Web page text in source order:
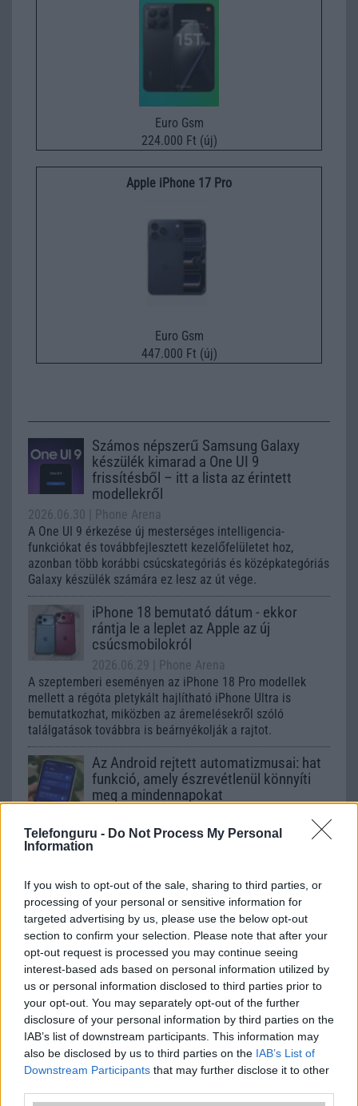
Telefonguru - Do Not Process My Personal
Information
If you wish to opt-out of the sale, sharing to third parties, or
processing of your personal or sensitive information for
targeted advertising by us, please use the below opt-out
section to confirm your selection. Please note that after your
opt-out request is processed you may continue seeing
interest-based ads based on personal information utilized by
us or personal information disclosed to third parties prior to
your opt-out. You may separately opt-out of the further
disclosure of your personal information by third parties on the
IAB’s list of downstream participants. This information may
also be disclosed by us to third parties on the IAB’s List of
Downstream Participants that may further disclose it to other
Euro Gsm
224.000 Ft (új)
Apple iPhone 17 Pro
Euro Gsm
447.000 Ft (új)
Számos népszerű Samsung Galaxy
készülék kimarad a One UI 9
frissítésből – itt a lista az érintett
modellekről
2026.06.30
| Phone Arena
A One UI 9 érkezése új mesterséges intelligencia-
funkciókat és továbbfejlesztett kezelőfelületet hoz,
azonban több korábbi csúcskategóriás és középkategóriás
Galaxy készülék számára ez lesz az út vége.
iPhone 18 bemutató dátum - ekkor
rántja le a leplet az Apple az új
csúcsmobilokról
2026.06.29
| Phone Arena
A szeptemberi eseményen az iPhone 18 Pro modellek
mellett a régóta pletykált hajlítható iPhone Ultra is
bemutatkozhat, miközben az áremelésekről szóló
találgatások továbbra is beárnyékolják a rajtot.
Az Android rejtett automatizmusai: hat
funkció, amely észrevétlenül könnyíti
meg a mindennapokat
Sok felhasználó külön alkalmazásokra esküszik, pedig az
Android már évek óta olyan intelligens funkciókat kínál,
Ez a rejtett Samsung funkció teljesen
megváltoztatja a mobilhasználatot –
sokan mégsem tudnak róla
2026.07.12| Android Central
Az Edge Panel az egyik leghasznosabb funkció, amely
jelentősen felgyorsítja a mindennapi használatot,
miközben a Pixel telefonokból továbbra is hiányzik.